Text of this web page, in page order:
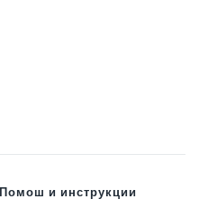
Помош и инструкции